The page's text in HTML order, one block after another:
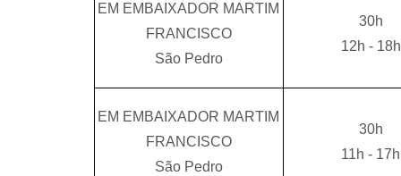
EM EMBAIXADOR MARTIM
FRANCISCO
São Pedro
30h
12h - 18h
EM EMBAIXADOR MARTIM
FRANCISCO
São Pedro
30h
11h - 17h